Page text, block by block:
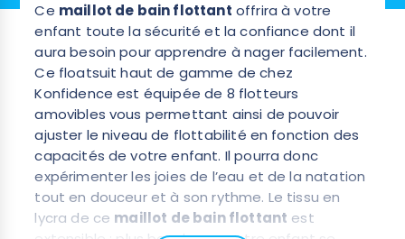
Ce maillot de bain flottant offrira à votre
enfant toute la sécurité et la confiance dont il
aura besoin pour apprendre à nager facilement.
Ce floatsuit haut de gamme de chez
Konfidence est équipée de 8 flotteurs
amovibles vous permettant ainsi de pouvoir
ajuster le niveau de flottabilité en fonction des
capacités de votre enfant. Il pourra donc
expérimenter les joies de l’eau et de la natation
tout en douceur et à son rythme. Le tissu en
lycra de ce maillot de bain flottant est